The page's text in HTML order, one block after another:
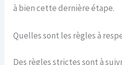
à bien cette dernière étape.
Quelles sont les règles à
Des règles strictes sont à